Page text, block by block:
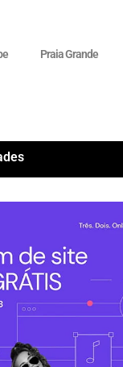
Praia Grande